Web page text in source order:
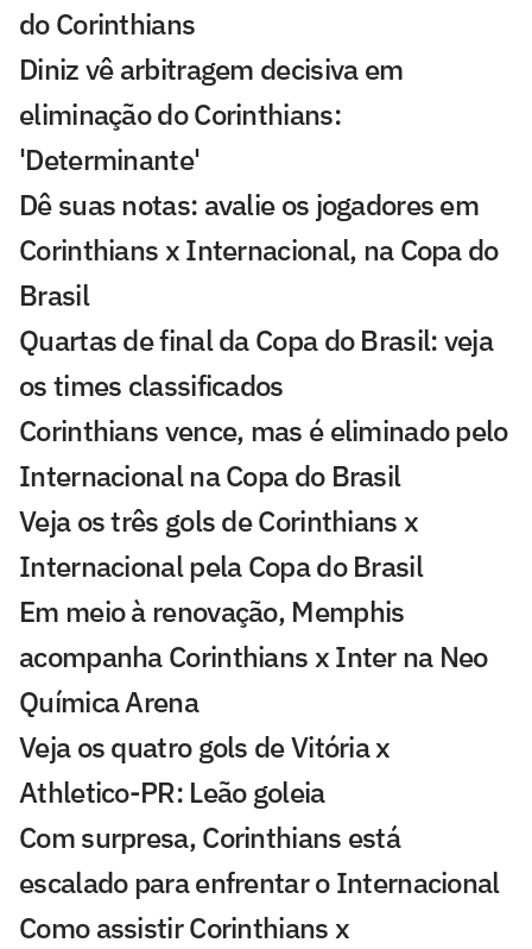
do Corinthians
Diniz vê arbitragem decisiva em
eliminação do Corinthians:
'Determinante'
Dê suas notas: avalie os jogadores em
Corinthians x Internacional, na Copa do
Brasil
Quartas de final da Copa do Brasil: veja
os times classificados
Corinthians vence, mas é eliminado pelo
Internacional na Copa do Brasil
Veja os três gols de Corinthians x
Internacional pela Copa do Brasil
Em meio à renovação, Memphis
acompanha Corinthians x Inter na Neo
Química Arena
Veja os quatro gols de Vitória x
Athletico-PR: Leão goleia
Com surpresa, Corinthians está
escalado para enfrentar o Internacional
Como assistir Corinthians x